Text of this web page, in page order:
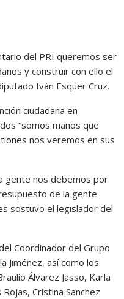
del PRI queremos ser
y construir con ello el
Iván Esquer Cruz.
ciudadana en
“somos manos que
nos veremos en sus
gente nos debemos por
de la gente
sostuvo el legislador del
Coordinador del Grupo
Jiménez, así como los
Álvarez Jasso, Karla
Cristina Sanchez